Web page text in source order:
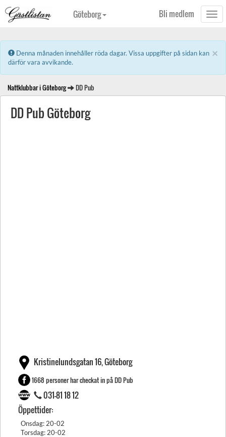
Bli medlem
Göteborg
×
Error:
Denna månaden innehåller röda dagar. Vissa uppgifter på sidan kan
därför vara avvikande.
Nattklubbar i Göteborg DD Pub
DD Pub Göteborg
Kristinelundsgatan 16, Göteborg
1668 personer har checkat in på DD Pub
031-81 18 12
Öppettider:
Onsdag: 20-02
Torsdag: 20-02